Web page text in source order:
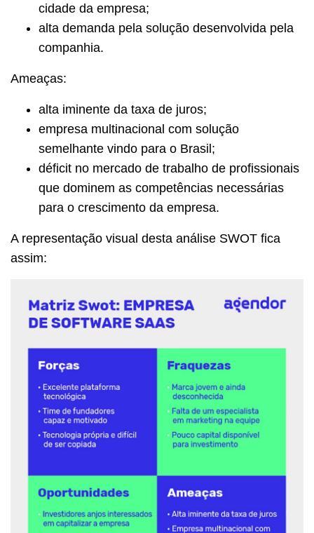
cidade da empresa;
alta demanda pela solução desenvolvida pela
companhia.
Ameaças:
alta iminente da taxa de juros;
empresa multinacional com solução
semelhante vindo para o Brasil;
déficit no mercado de trabalho de profissionais
que dominem as competências necessárias
para o crescimento da empresa.
A representação visual desta análise SWOT fica
assim: